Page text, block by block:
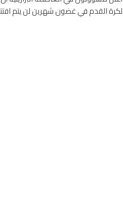
لكرة القدم في غضون شهرين لن يتم افتتاحه رسمياً